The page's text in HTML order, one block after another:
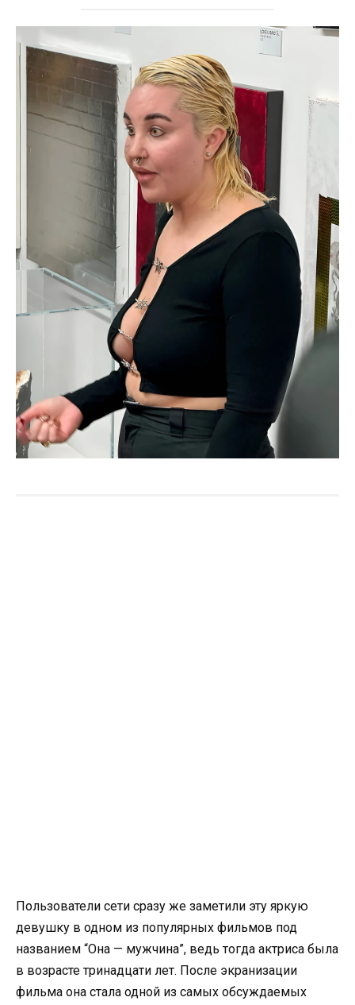
Пользователи сети сразу же заметили эту яркую
девушку в одном из популярных фильмов под
названием “Она — мужчина”, ведь тогда актриса была
в возрасте тринадцати лет. После экранизации
фильма она стала одной из самых обсуждаемых